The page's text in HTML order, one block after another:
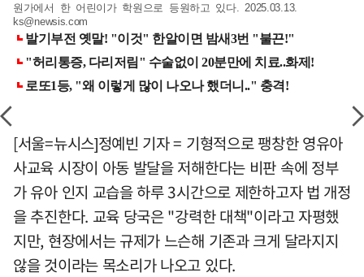
원가에서 한 어린이가 학원으로 등원하고 있다. 2025.03.13.
ks@newsis.com
[서울=뉴시스]정예빈 기자 = 기형적으로 팽창한 영유아
사교육 시장이 아동 발달을 저해한다는 비판 속에 정부
가 유아 인지 교습을 하루 3시간으로 제한하고자 법 개정
을 추진한다. 교육 당국은 "강력한 대책"이라고 자평했
지만, 현장에서는 규제가 느슨해 기존과 크게 달라지지
않을 것이라는 목소리가 나오고 있다.